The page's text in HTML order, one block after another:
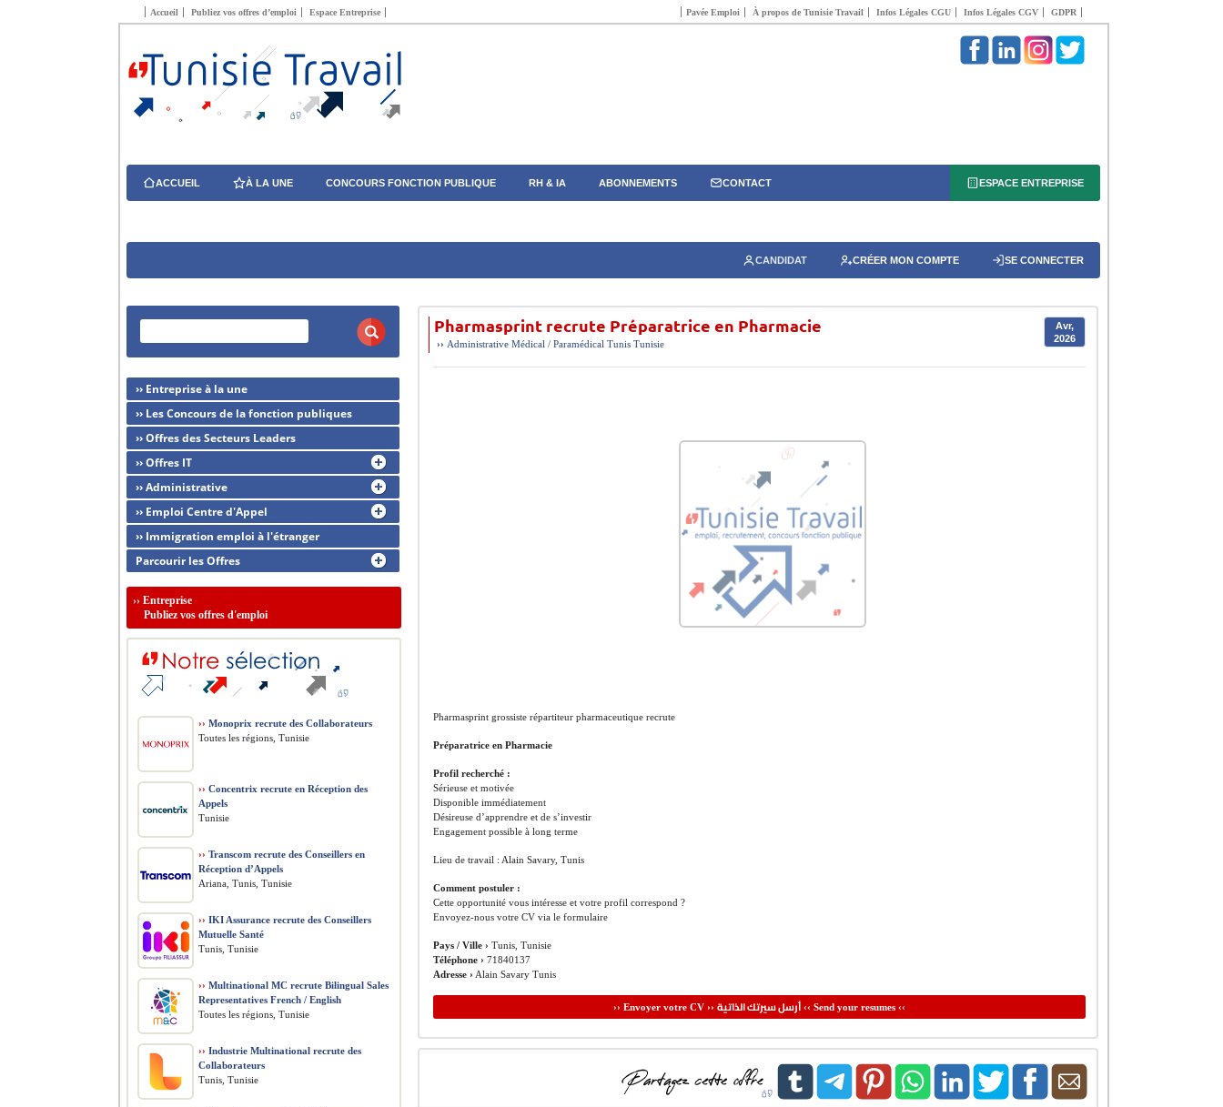
Accueil Publiez vos offres d’emploi Espace Entreprise Pavée Emploi À propos de Tunisie Travail Infos Légales CGU Infos Légales CGV GDPR
ACCUEIL À LA UNE CONCOURS FONCTION PUBLIQUE RH & IA ABONNEMENTS CONTACT ESPACE ENTREPRISE
CANDIDAT CRÉER MON COMPTE SE CONNECTER
Pharmasprint recrute Préparatrice en Pharmacie
Avr,
2026
›› Administrative Médical / Paramédical Tunis Tunisie
Pharmasprint grossiste répartiteur pharmaceutique recrute
Préparatrice en Pharmacie
Profil recherché :
Sérieuse et motivée
Disponible immédiatement
Désireuse d’apprendre et de s’investir
Engagement possible à long terme
Lieu de travail : Alain Savary, Tunis
Comment postuler :
Cette opportunité vous intéresse et votre profil correspond ?
Envoyez-nous votre CV via le formulaire
Pays / Ville › Tunis, Tunisie
Téléphone › 71840137
Adresse › Alain Savary Tunis
›› Envoyer votre CV ›› أرسل سيرتك الذاتية‹‹ Send your resumes ‹‹
›› Entreprise à la une
›› Les Concours de la fonction publiques
›› Offres des Secteurs Leaders
›› Offres IT
›› Administrative
›› Emploi Centre d'Appel
›› Immigration emploi à l'étranger
Parcourir les Offres
›› Entreprise
Publiez vos offres d'emploi
›› Monoprix recrute des Collaborateurs
Toutes les régions, Tunisie
›› Concentrix recrute en Réception des
Appels
Tunisie
›› Transcom recrute des Conseillers en
Réception d’Appels
Ariana, Tunis, Tunisie
›› IKI Assurance recrute des Conseillers
Mutuelle Santé
Tunis, Tunisie
›› Multinational MC recrute Bilingual Sales
Representatives French / English
Toutes les régions, Tunisie
›› Industrie Multinational recrute des
Collaborateurs
Tunis, Tunisie